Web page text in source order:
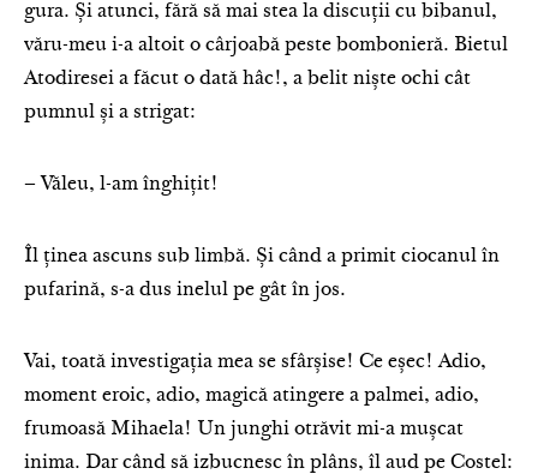
gura. Și atunci, fără să mai stea la discuții cu bibanul,
văru-meu i-a altoit o cârjoabă peste bombonieră. Bietul
Atodiresei a făcut o dată hâc!, a belit niște ochi cât
pumnul și a strigat:
– Văleu, l-am înghițit!
Îl ținea ascuns sub limbă. Și când a primit ciocanul în
pufarină, s-a dus inelul pe gât în jos.
Vai, toată investigația mea se sfârșise! Ce eșec! Adio,
moment eroic, adio, magică atingere a palmei, adio,
frumoasă Mihaela! Un junghi otrăvit mi-a mușcat
inima. Dar când să izbucnesc în plâns, îl aud pe Costel: